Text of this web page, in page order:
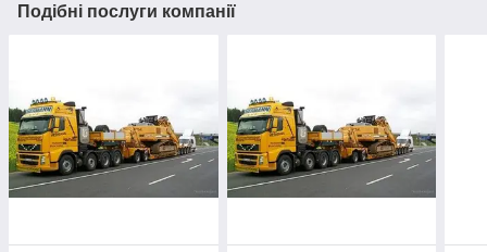
Подібні послуги компанії